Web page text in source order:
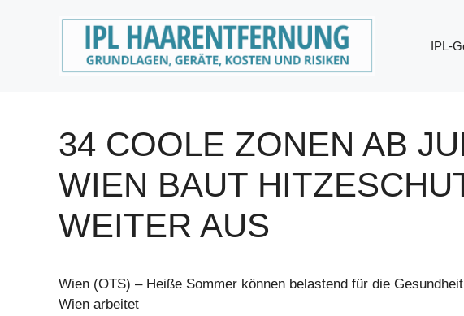
IPL-
34 COOLE ZONEN AB
WIEN BAUT
WEITER AUS
Wien (OTS) – Heiße Sommer können belastend für die
Wien arbeitet